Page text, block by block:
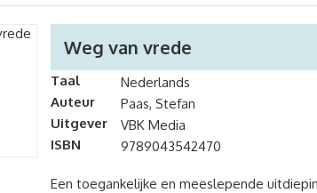
Weg van vrede
Taal
Nederlands
Auteur
Paas, Stefan
Uitgever
VBK Media
ISBN
9789043542470
Een toegankelijke en meeslepende